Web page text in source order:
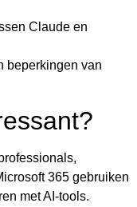
Claude en
beperkingen van
365 gebruiken
met AI-tools.